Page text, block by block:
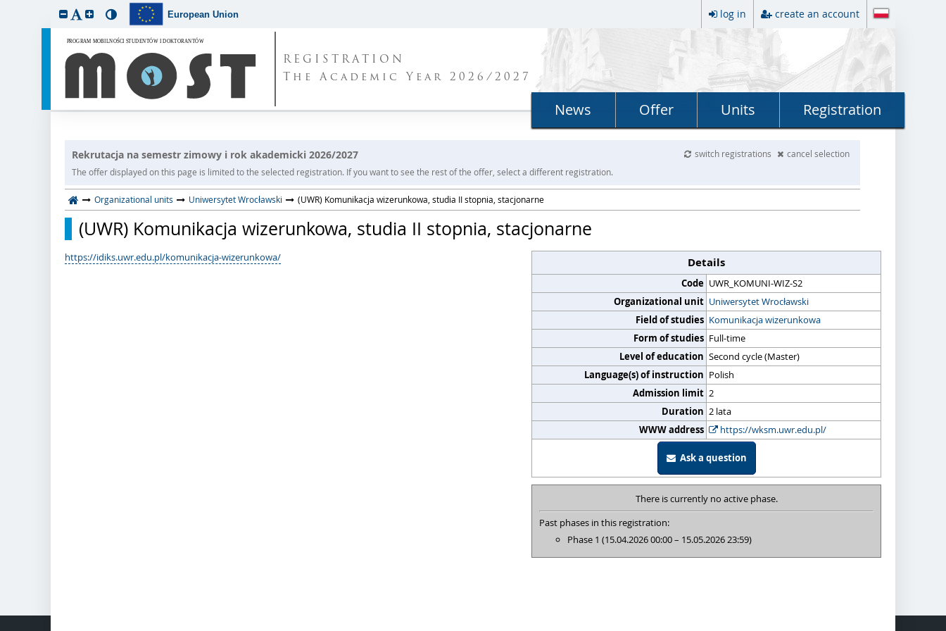
European Union log in create an account
REGISTRATION
The Academic Year 2026/2027
News Offer Units Registration
Rekrutacja na semestr zimowy i rok akademicki 2026/2027 switch registrations
cancel selection
The offer displayed on this page is limited to the selected registration. If you want to see the rest of the offer, select a different registration.
Organizational units Uniwersytet Wrocławski (UWR) Komunikacja wizerunkowa, studia II stopnia, stacjonarne
(UWR) Komunikacja wizerunkowa, studia II stopnia, stacjonarne
Details
Code UWR_KOMUNI-WIZ-S2
Organizational unit Uniwersytet Wrocławski
Field of studies Komunikacja wizerunkowa
Form of studies Full-time
Level of education Second cycle (Master)
Language(s) of instruction Polish
Admission limit 2
Duration 2 lata
WWW address
https://wksm.uwr.edu.pl/
Ask a question
There is currently no active phase.
Past phases in this registration:
Phase 1 (15.04.2026 00:00 – 15.05.2026 23:59)
https://idiks.uwr.edu.pl/komunikacja-wizerunkowa/